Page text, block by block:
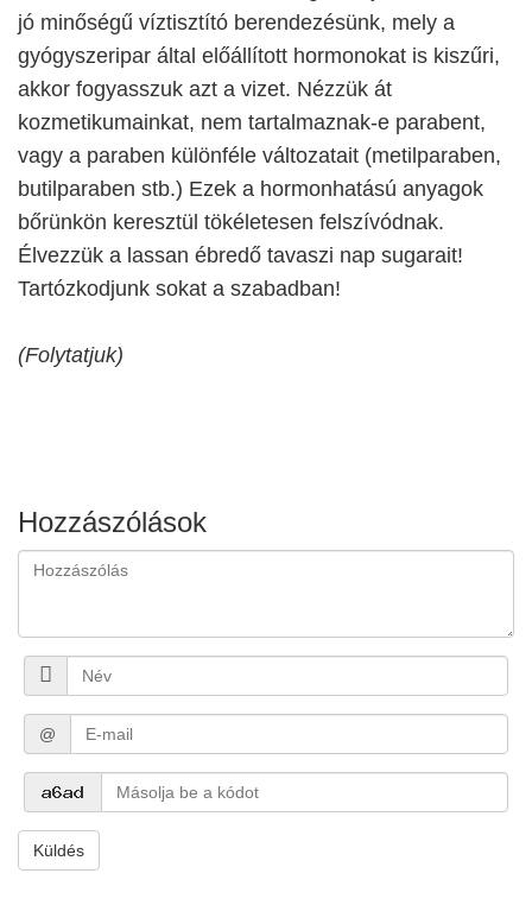
jó minőségű víztisztító berendezésünk, mely a
gyógyszeripar által előállított hormonokat is kiszűri,
akkor fogyasszuk azt a vizet. Nézzük át
kozmetikumainkat, nem tartalmaznak-e parabent,
vagy a paraben különféle változatait (metilparaben,
butilparaben stb.) Ezek a hormonhatású anyagok
bőrünkön keresztül tökéletesen felszívódnak.
Élvezzük a lassan ébredő tavaszi nap sugarait!
Tartózkodjunk sokat a szabadban!
(Folytatjuk)
Hozzászólások
@
Küldés